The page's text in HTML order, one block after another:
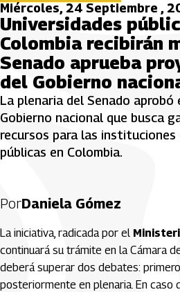
Miércoles, 24 Septiembre ,
Universidades
Colombia recibirán
Senado aprueba
del Gobierno
La plenaria del Senado
Gobierno nacional que busca
recursos para las instituciones
públicas en Colombia.
PorDaniela Gómez
La iniciativa, radicada por el
continuará su trámite en la Cámara
deberá superar dos debates:
posteriormente en plenaria. En caso